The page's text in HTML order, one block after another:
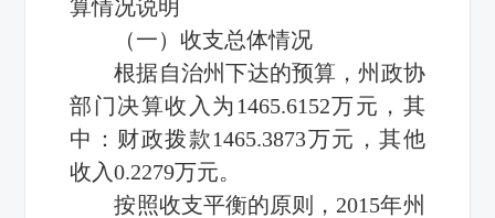
算情况说明
（一）收支总体情况
根据自治州下达的预算，州政协
部门决算收入为1465.6152万元，其
中：财政拨款1465.3873万元，其他
收入0.2279万元。
按照收支平衡的原则，2015年州